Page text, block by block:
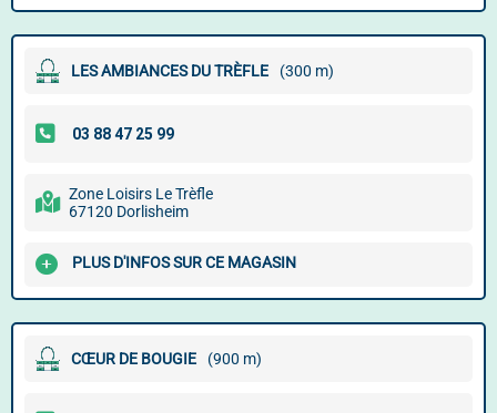
LES AMBIANCES DU TRÈFLE (300 m)
Zone Loisirs Le Trèfle
67120 Dorlisheim
PLUS D'INFOS SUR CE MAGASIN
CŒUR DE BOUGIE (900 m)